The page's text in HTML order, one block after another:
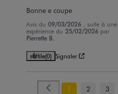
Bonne e coupe
Avis du09/03/2026
, suite à une
expérience du 25/02/2026 par
Pierrette B.
Utile(0) Signaler
1 2 3